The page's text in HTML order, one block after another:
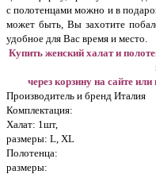
с полотенцами можно и в
может быть, Вы захотите
удобное для Вас время и место.
Купить женский халат и
через корзину на сайте
Производитель и бренд Италия
Комплектация:
Халат: 1шт,
размеры: L, XL
Полотенца:
размеры: